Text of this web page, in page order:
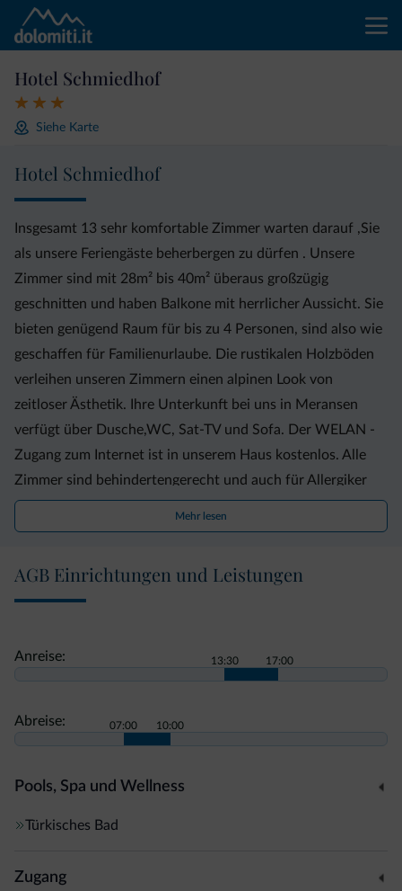
Hotel Schmiedhof
Siehe Karte
Hotel Schmiedhof
Insgesamt 13 sehr komfortable Zimmer warten darauf ,Sie
als unsere Feriengäste beherbergen zu dürfen . Unsere
Zimmer sind mit 28m² bis 40m² überaus großzügig
geschnitten und haben Balkone mit herrlicher Aussicht. Sie
bieten genügend Raum für bis zu 4 Personen, sind also wie
geschaffen für Familienurlaube. Die rustikalen Holzböden
verleihen unseren Zimmern einen alpinen Look von
zeitloser Ästhetik. Ihre Unterkunft bei uns in Meransen
verfügt über Dusche,WC, Sat-TV und Sofa. Der WELAN -
Zugang zum Internet ist in unserem Haus kostenlos. Alle
Zimmer sind behindertengerecht und auch für Allergiker
geeignet
Mehr lesen
AGB Einrichtungen und Leistungen
Anreise: 13:30 17:00
Abreise: 07:00 10:00
Pools, Spa und Wellness
Türkisches Bad
Zugang